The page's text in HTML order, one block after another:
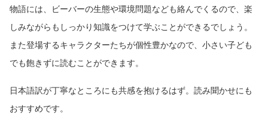
物語には、ビーバーの生態や環境問題なども絡んでくるので、楽
しみながらもしっかり知識をつけて学ぶことができるでしょう。
また登場するキャラクターたちが個性豊かなので、小さい子ども
でも飽きずに読むことができます。
日本語訳が丁寧なところにも共感を抱けるはず。読み聞かせにも
おすすめです。